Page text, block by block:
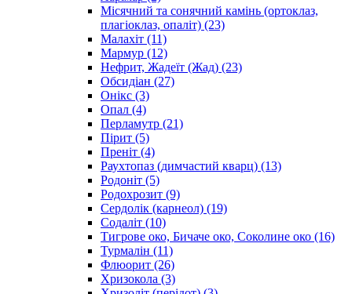
Місячний та сонячний камінь (ортоклаз,
плагіоклаз, опаліт) (23)
Малахіт (11)
Мармур (12)
Нефрит, Жадеїт (Жад) (23)
Обсидіан (27)
Онікс (3)
Опал (4)
Перламутр (21)
Пірит (5)
Преніт (4)
Раухтопаз (димчастий кварц) (13)
Родоніт (5)
Родохрозит (9)
Сердолік (карнеол) (19)
Содаліт (10)
Тигрове око, Бичаче око, Соколине око (16)
Турмалін (11)
Флюорит (26)
Хризокола (3)